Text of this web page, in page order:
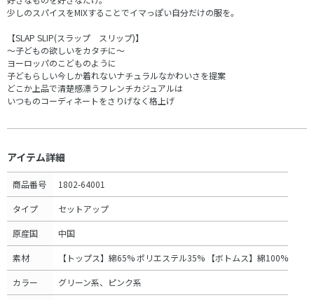
少しのスパイスをMIXすることでイマっぽい自分だけの服を。
【SLAP SLIP(スラップ スリップ)】
～子どもの欲しいをカタチに～
ヨーロッパのこどものように
子どもらしい今しか着れないナチュラルなかわいさを提案
どこか上品で清楚感漂うフレンチカジュアルは
いつものコーディネートをさりげなく格上げ
アイテム詳細
商品番号 1802-64001
タイプ セットアップ
原産国 中国
素材 【トップス】綿65% ポリエステル35% 【ボトムス】綿100%
カラー グリーン系、ピンク系